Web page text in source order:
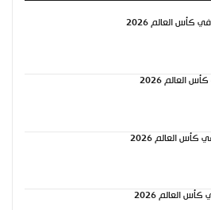
موعد مباراة البرتغال والكونغو في كأس العالم 2026
موعد مباراة النمسا والأردن في كأس العالم 2026
موعد مباراة الأرجنتين والجزائر في كأس العالم 2026
موعد مباراة العراق والنرويج في كأس العالم 2026